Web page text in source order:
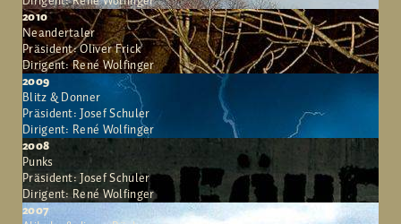
2010
Neandertaler
Präsident: Oliver Frick
Dirigent: René Wolfinger
2009
Blitz & Donner
Präsident: Josef Schuler
Dirigent: René Wolfinger
2008
Punks
Präsident: Josef Schuler
Dirigent: René Wolfinger
2007